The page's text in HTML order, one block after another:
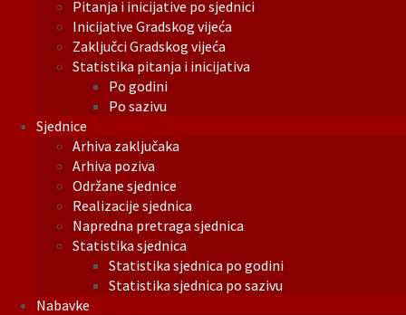
Pitanja i inicijative po sjednici
Inicijative Gradskog vijeća
Zaključci Gradskog vijeća
Statistika pitanja i inicijativa
Po godini
Po sazivu
Sjednice
Arhiva zaključaka
Arhiva poziva
Održane sjednice
Realizacije sjednica
Napredna pretraga sjednica
Statistika sjednica
Statistika sjednica po godini
Statistika sjednica po sazivu
Nabavke